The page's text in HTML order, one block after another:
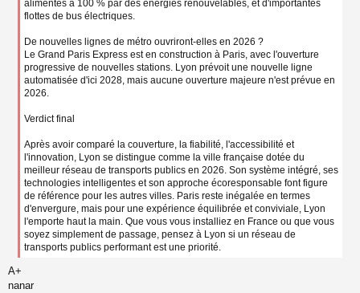
alimentés à 100 % par des énergies renouvelables, et d'importantes
flottes de bus électriques.
De nouvelles lignes de métro ouvriront-elles en 2026 ?
Le Grand Paris Express est en construction à Paris, avec l'ouverture
progressive de nouvelles stations. Lyon prévoit une nouvelle ligne
automatisée d'ici 2028, mais aucune ouverture majeure n'est prévue en
2026.
Verdict final
Après avoir comparé la couverture, la fiabilité, l'accessibilité et
l'innovation, Lyon se distingue comme la ville française dotée du
meilleur réseau de transports publics en 2026. Son système intégré, ses
technologies intelligentes et son approche écoresponsable font figure
de référence pour les autres villes. Paris reste inégalée en termes
d'envergure, mais pour une expérience équilibrée et conviviale, Lyon
l'emporte haut la main. Que vous vous installiez en France ou que vous
soyez simplement de passage, pensez à Lyon si un réseau de
transports publics performant est une priorité.
A+
nanar